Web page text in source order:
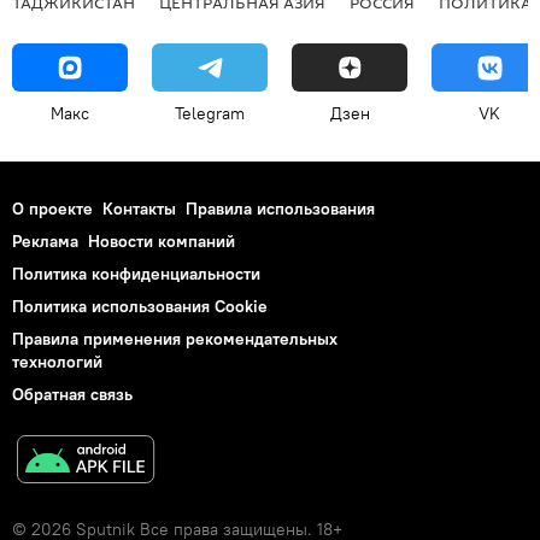
Макс Telegram Дзен VK
О проекте Контакты Правила использования
Реклама Новости компаний
Политика конфиденциальности
Политика использования Cookie
Правила применения рекомендательных
технологий
Обратная связь
© 2026 Sputnik Все права защищены. 18+